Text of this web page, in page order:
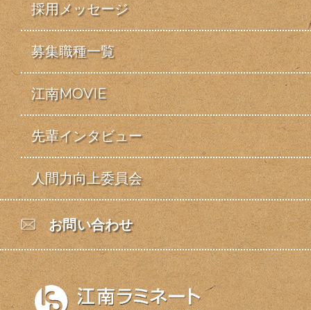
採用メッセージ
募集職種一覧
江南MOVIE
先輩インタビュー
人間力向上委員会
お問い合わせ